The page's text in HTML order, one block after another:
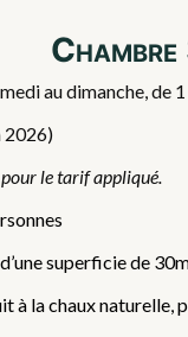
au dimanche, de
2026)
le tarif appliqué.
superficie de
à la chaux